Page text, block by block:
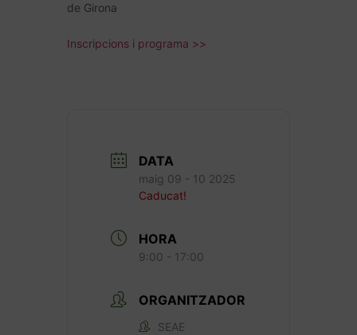
de Girona
Inscripcions i programa >>
DATA
maig 09 - 10 2025
Caducat!
HORA
9:00 - 17:00
ORGANITZADOR
SEAE